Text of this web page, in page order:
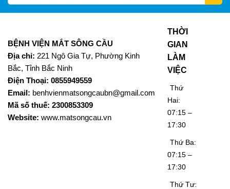
BỆNH VIỆN MẮT SÔNG CẦU
Địa chỉ: 221 Ngô Gia Tự, Phường Kinh
Bắc, Tỉnh Bắc Ninh
Điện Thoại: 0855949559
Email: benhvienmatsongcaubn@gmail.com
Mã số thuế: 2300853309
Website: www.matsongcau.vn
THỜI
GIAN
LÀM
VIỆC
Thứ
Hai:
07:15 –
17:30
Thứ Ba:
07:15 –
17:30
Thứ Tư: